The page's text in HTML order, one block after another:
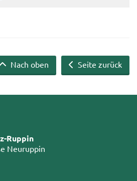
Seite zurück
Nach oben
Ruppin
Neuruppin